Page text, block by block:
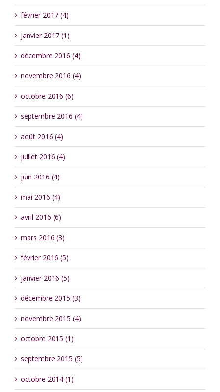
février 2017 (4)
janvier 2017 (1)
décembre 2016 (4)
novembre 2016 (4)
octobre 2016 (6)
septembre 2016 (4)
août 2016 (4)
juillet 2016 (4)
juin 2016 (4)
mai 2016 (4)
avril 2016 (6)
mars 2016 (3)
février 2016 (5)
janvier 2016 (5)
décembre 2015 (3)
novembre 2015 (4)
octobre 2015 (1)
septembre 2015 (5)
octobre 2014 (1)